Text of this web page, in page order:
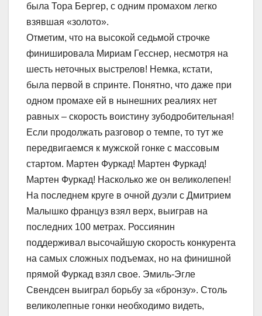
была Тора Бергер, с одним промахом легко
взявшая «золото».
Отметим, что на высокой седьмой строчке
финишировала Мириам Гесснер, несмотря на
шесть неточных выстрелов! Немка, кстати,
была первой в спринте. Понятно, что даже при
одном промахе ей в нынешних реалиях нет
равных – скорость воистину зубодробительная!
Если продолжать разговор о темпе, то тут же
передвигаемся к мужской гонке с массовым
стартом. Мартен Фуркад! Мартен Фуркад!
Мартен Фуркад! Насколько же он великолепен!
На последнем круге в очной дуэли с Дмитрием
Малышко француз взял верх, выиграв на
последних 100 метрах. Россиянин
поддерживал высочайшую скорость конкурента
на самых сложных подъемах, но на финишной
прямой Фуркад взял свое. Эмиль-Эгле
Свендсен выиграл борьбу за «бронзу». Столь
великолепные гонки необходимо видеть,